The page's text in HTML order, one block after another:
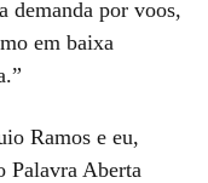
demanda por voos,
em baixa
Ramos e eu,
Palavra Aberta